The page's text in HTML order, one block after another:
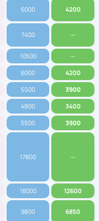
6000 4200
7400 —
10500
—
6000
4200
5500
3900
4800
3400
5500
3900
17800 —
18000
12600
9800 6850